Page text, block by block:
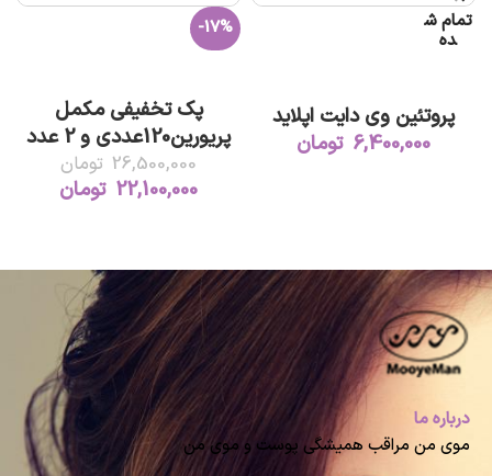
تمام ش
ده
پروتئین وی دایت اپلاید
6,400,000 تومان
-17%
پک تخفیفی مکمل
پریورین120عددی و 2 عدد
پاستیل کویین کویین
26,500,000 تومان
22,100,000 تومان
درباره ما
موی من مراقب همیشگی پوست و موی من